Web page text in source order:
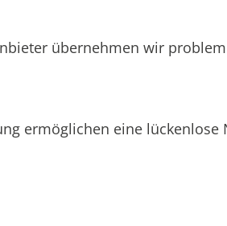
übernehmen wir
ermöglichen eine